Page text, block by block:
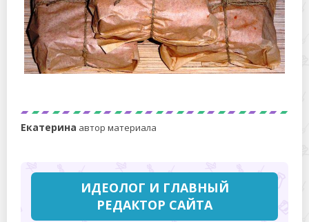
Екатерина автор материала
ИДЕОЛОГ И ГЛАВНЫЙ
РЕДАКТОР САЙТА